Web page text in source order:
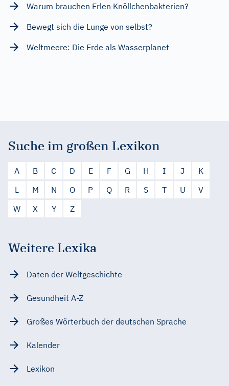
Warum brauchen Erlen Knöllchenbakterien?
Bewegt sich die Lunge von selbst?
Weltmeere: Die Erde als Wasserplanet
Suche im großen Lexikon
A B C D E F G H I J
K
L
M N O P Q R S T U
V
W
X Y Z
Weitere Lexika
Daten der Weltgeschichte
Gesundheit A-Z
Großes Wörterbuch der deutschen Sprache
Kalender
Lexikon